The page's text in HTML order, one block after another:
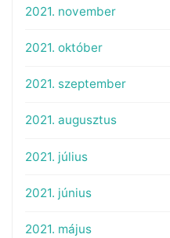
2021. november
2021. október
2021. szeptember
2021. augusztus
2021. július
2021. június
2021. május